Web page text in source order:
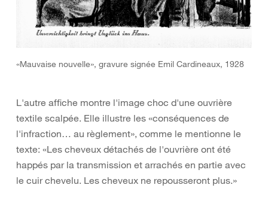
«Mauvaise nouvelle», gravure signée Emil Cardineaux, 1928
L'autre affiche montre l'image choc d'une ouvrière
textile scalpée. Elle illustre les «conséquences de
l'infraction… au règlement», comme le mentionne le
texte: «Les cheveux détachés de l'ouvrière ont été
happés par la transmission et arrachés en partie avec
le cuir chevelu. Les cheveux ne repousseront plus.»